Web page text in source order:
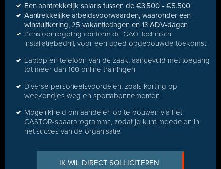
Een aantrekkelijk salaris tussen de €3.500 - €5.500
Aantrekkelijke arbeidsvoorwaarden, waaronder een
winstuitkering, 25 vakantiedagen en 13 ADV-dagen
Pensioenregeling conform de CAO Technisch
Installatiebedrijf, voor een goed opgebouwde toekomst
Laptop en telefoon van de zaak, aangevuld met toegang
tot meer dan 100 online trainingen
Diverse personeelsvoordelen, zoals korting op
weekendjes weg en sportabonnementen
Mogelijkheid om aandelen op te bouwen via het
CASTOR-spaarprogramma, zodat je kunt meedelen in
het succes van de organisatie
IK WIL DIRECT SOLLICITEREN